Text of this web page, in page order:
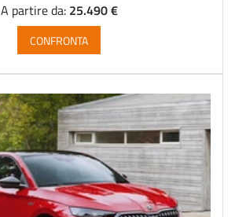
A partire da: 25.490 €
CONFRONTA